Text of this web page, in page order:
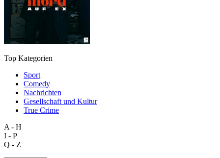
Top Kategorien
Sport
Comedy
Nachrichten
Gesellschaft und Kultur
True Crime
A - H
I - P
Q - Z